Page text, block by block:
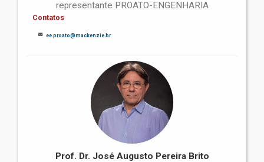
representante PROATO-ENGENHARIA
Contatos
ee.proato@mackenzie.br
Prof. Dr. José Augusto Pereira Brito